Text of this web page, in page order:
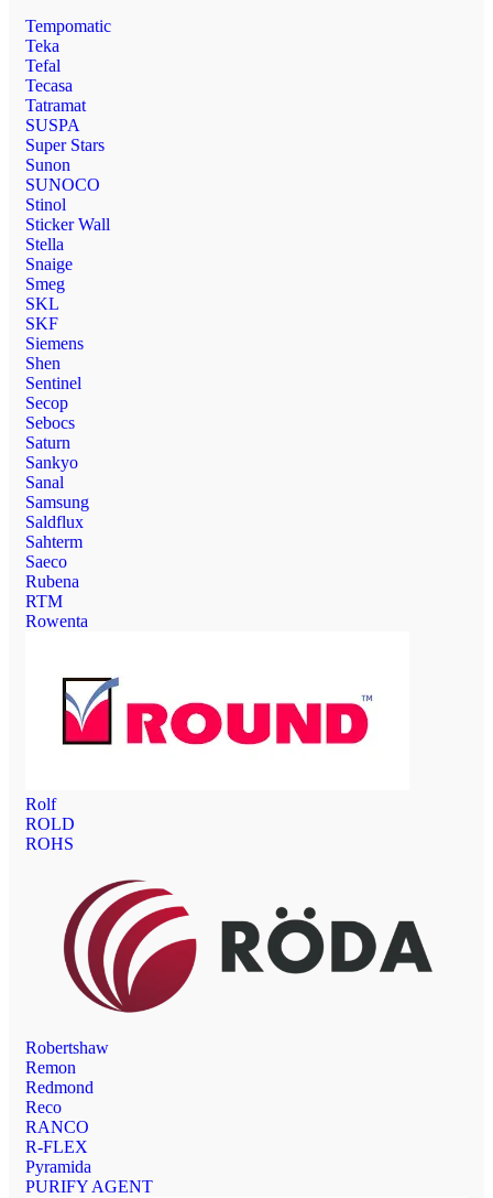
Tempomatic
Teka
Tefal
Tecasa
Tatramat
SUSPA
Super Stars
Sunon
SUNOCO
Stinol
Sticker Wall
Stella
Snaige
Smeg
SKL
SKF
Siemens
Shen
Sentinel
Secop
Sebocs
Saturn
Sankyo
Sanal
Samsung
Saldflux
Sahterm
Saeco
Rubena
RTM
Rowenta
Rolf
ROLD
ROHS
Robertshaw
Remon
Redmond
Reco
RANCO
R-FLEX
Pyramida
PURIFY AGENT